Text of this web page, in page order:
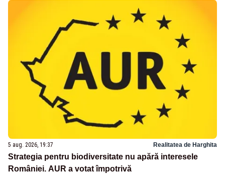
5 aug. 2026, 19:37 Realitatea de Harghita
Strategia pentru biodiversitate nu apără interesele
României. AUR a votat împotrivă